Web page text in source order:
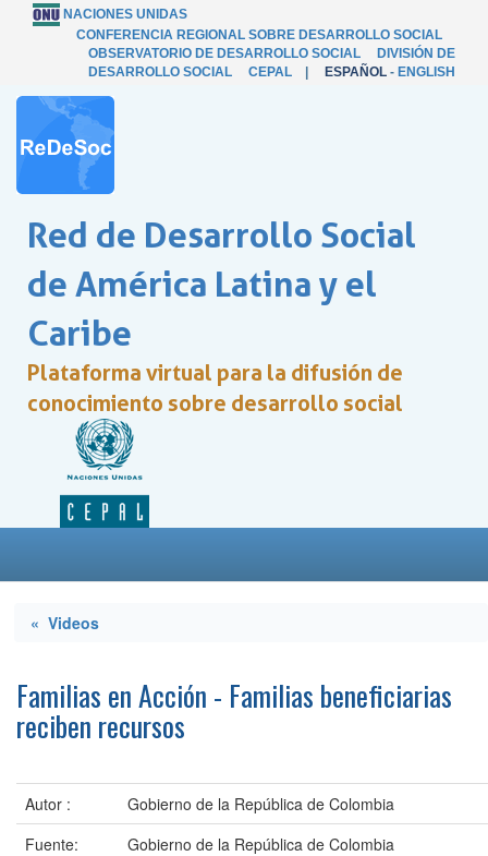
NACIONES UNIDAS
CONFERENCIA REGIONAL SOBRE DESARROLLO SOCIAL
OBSERVATORIO DE DESARROLLO SOCIAL
DIVISIÓN DE
DESARROLLO SOCIAL
CEPAL ESPAÑOL - ENGLISH
Red de Desarrollo Social
de América Latina y el
Caribe
Plataforma virtual para la difusión de
conocimiento sobre desarrollo social
« Videos
Familias en Acción - Familias beneficiarias
reciben recursos
Autor :
Gobierno de la República de Colombia
Fuente:
Gobierno de la República de Colombia